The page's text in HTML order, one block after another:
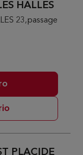
HALLES
23,passage
PLACIDE